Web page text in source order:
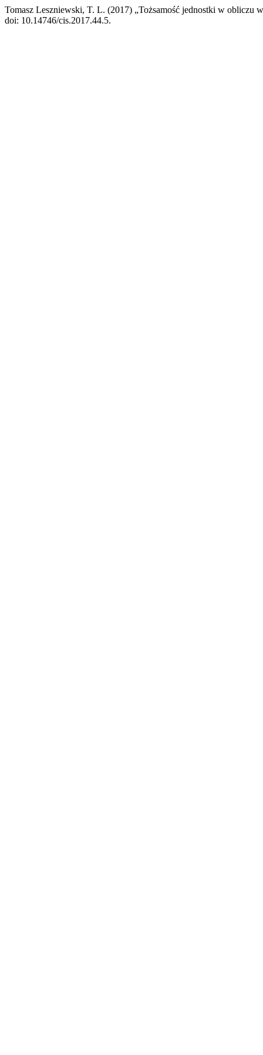
Tomasz Leszniewski, T. L. (2017) „Tożsamość jednostki w obliczu
doi: 10.14746/cis.2017.44.5.